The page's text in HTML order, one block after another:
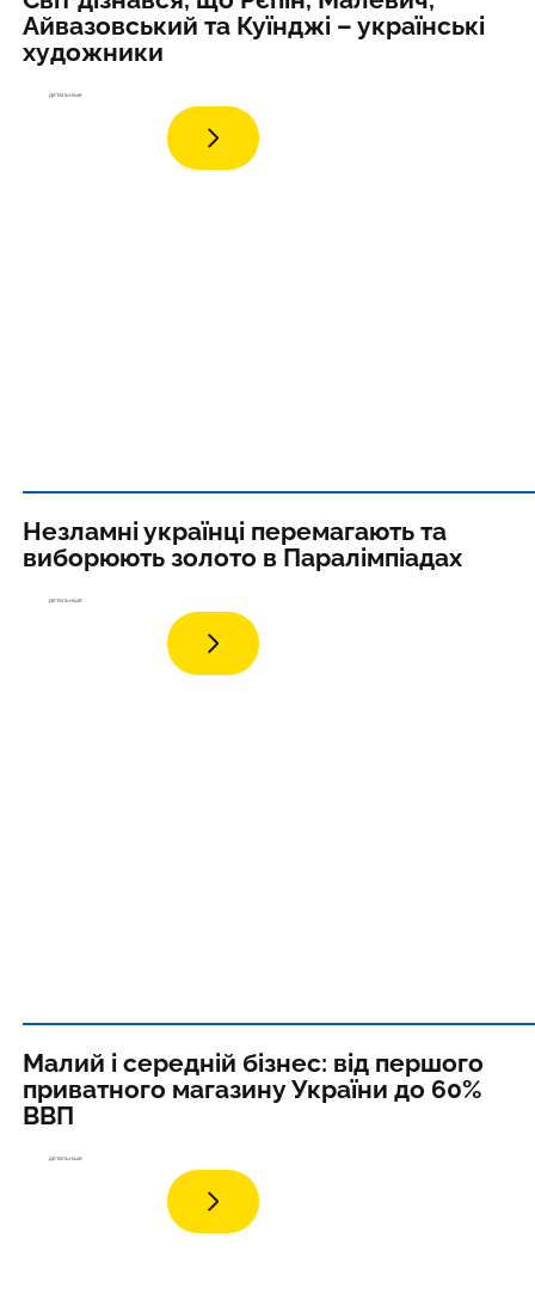
Айвазовський та Куїнджі – українські
художники
детальніше
Малий і середній бізнес: від першого
приватного магазину України до 60%
ВВП
детальніше
Незламні українці перемагають та
виборюють золото в Паралімпіадах
детальніше